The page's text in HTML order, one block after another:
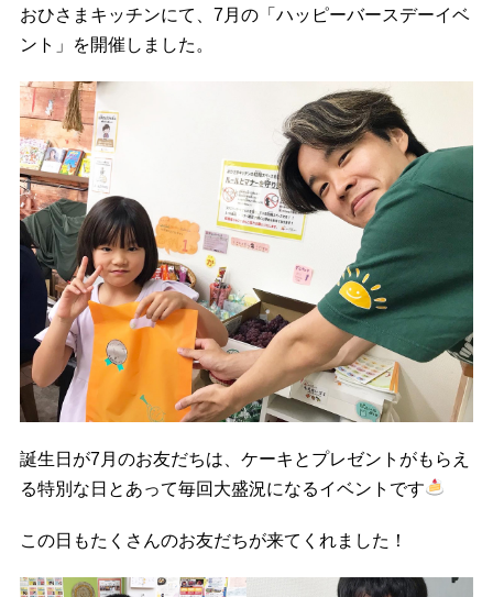
おひさまキッチンにて、7月の「ハッピーバースデーイベ
ント」を開催しました。
誕生日が7月のお友だちは、ケーキとプレゼントがもらえ
る特別な日とあって毎回大盛況になるイベントです
この日もたくさんのお友だちが来てくれました！